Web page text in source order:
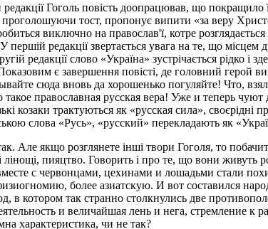
Гоголь повість доопрацював, що покращило
проголошуючи тост, пропонує випити «за веру
виключно на православ'ї, котре
першій редакції звертається увага на те, що місцем
слово «Україна» зустрічається рідко і
є завершення повісті, де головний герой
сюда вновь да хорошенько погуляйте! Что,
православная русская вера! Уже и теперь
трактуються як «русская сила», своєрідні
слова «Русь», «русский» перекладають як
Але якщо розглянете інші твори Гоголя, то
лінощі, пияцтво. Говорить і про те, що вони живуть
с червонцами, цехинами и лошадьми стали
более азиатскую. И вот составился
котором так странно столкнулись две
и величайшая лень и нега, стремление к
характеристика, чи не так?